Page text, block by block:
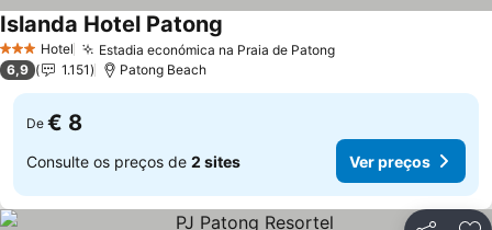
3 EstrelasHotel Estadia económica na Praia de Patong
Islanda Hotel Patong
6,9 1.151 Patong Beach
De € 8
Consulte os preços de 2 sites Ver preços